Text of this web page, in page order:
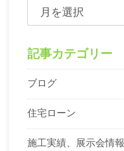
記事カテゴリー
ブログ
住宅ローン
施工実績、展示会情報